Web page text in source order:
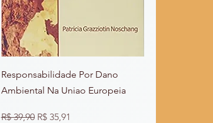
Responsabilidade Por Dano
Ambiental Na Uniao Europeia
Preço normal
R$ 39,90 Preço promocional
R$ 35,91